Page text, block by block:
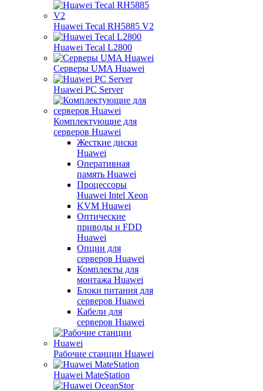
Huawei Tecal RH5885 V2
Huawei Tecal L2800
Серверы UMA Huawei
Huawei PC Server
Комплектующие для
серверов Huawei
Жесткие диски
Huawei
Оперативная
память Huawei
Процессоры
Huawei Intel Xeon
KVM Huawei
Оптические
приводы и FDD
Huawei
Опции для
серверов Huawei
Комплекты для
монтажа Huawei
Блоки питания для
серверов Huawei
Кабели для
серверов Huawei
Рабочие станции Huawei
Huawei MateStation